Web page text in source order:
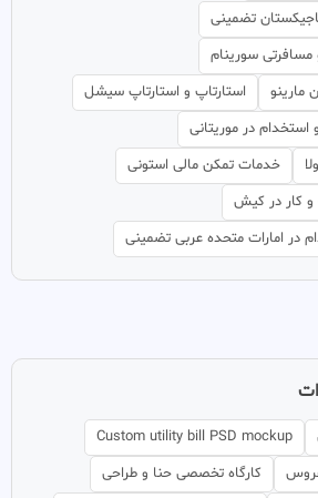
تضمینی
سورینام
استارتاپ و استارتاپ سیشل
استخدام در موریتانی
خدمات تمکن مالی استونی
و کار در کیش
در امارات متحده عربی تضمینی
Custom utility bill PSD mockup
کارگاه تخصصی حنا و طراحی